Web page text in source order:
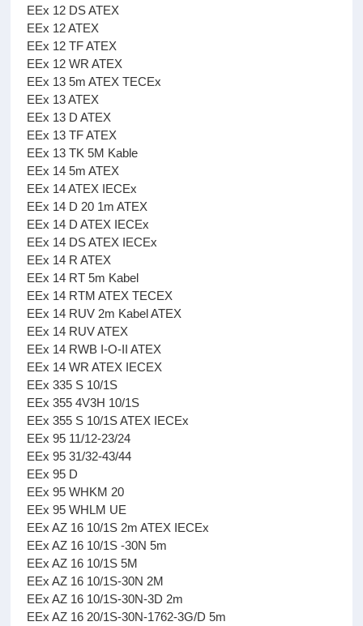
EEx 12 DS ATEX
EEx 12 ATEX
EEx 12 TF ATEX
EEx 12 WR ATEX
EEx 13 5m ATEX TECEx
EEx 13 ATEX
EEx 13 D ATEX
EEx 13 TF ATEX
EEx 13 TK 5M Kable
EEx 14 5m ATEX
EEx 14 ATEX IECEx
EEx 14 D 20 1m ATEX
EEx 14 D ATEX IECEx
EEx 14 DS ATEX IECEx
EEx 14 R ATEX
EEx 14 RT 5m Kabel
EEx 14 RTM ATEX TECEX
EEx 14 RUV 2m Kabel ATEX
EEx 14 RUV ATEX
EEx 14 RWB I-O-II ATEX
EEx 14 WR ATEX IECEX
EEx 335 S 10/1S
EEx 355 4V3H 10/1S
EEx 355 S 10/1S ATEX IECEx
EEx 95 11/12-23/24
EEx 95 31/32-43/44
EEx 95 D
EEx 95 WHKM 20
EEx 95 WHLM UE
EEx AZ 16 10/1S 2m ATEX IECEx
EEx AZ 16 10/1S -30N 5m
EEx AZ 16 10/1S 5M
EEx AZ 16 10/1S-30N 2M
EEx AZ 16 10/1S-30N-3D 2m
EEx AZ 16 20/1S-30N-1762-3G/D 5m